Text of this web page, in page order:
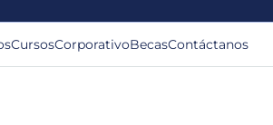
CursosCorporativoBecasContáctanos